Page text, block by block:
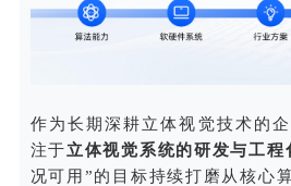
作为长期深耕立体视觉技术的
注于立体视觉系统的研发与工程
况可用”的目标持续打磨从核心